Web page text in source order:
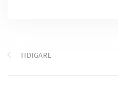
TIDIGARE